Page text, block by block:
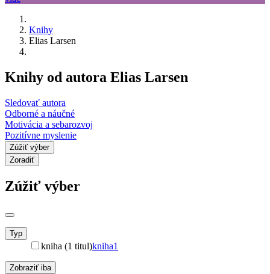
Knihy
Elias Larsen
Knihy od autora Elias Larsen
Sledovať autora
Odborné a náučné
Motivácia a sebarozvoj
Pozitívne myslenie
Zúžiť výber
Zoradiť
Zúžiť výber
Typ
kniha (1 titul)kniha1
Zobraziť iba